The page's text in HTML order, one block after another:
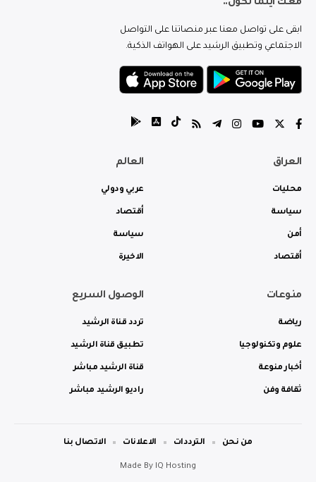
معك اينما تكون..
ابقى على تواصل معنا عبر منصاتنا على التواصل
الاجتماعي وتطبيق الرشيد على الهواتف الذكية.
العراق
محليات
سياسة
أمن
أقتصاد
العالم
عربي ودولي
أقتصاد
سياسة
الاخيرة
منوعات
رياضة
علوم وتكنولوجيا
أخبار منوعة
ثقافة وفن
الوصول السريع
تردد قناة الرشيد
تطبيق قناة الرشيد
قناة الرشيد مباشر
راديو الرشيد مباشر
Made By IQ Hosting
من نحن الترددات الاعلانات الاتصال بنا